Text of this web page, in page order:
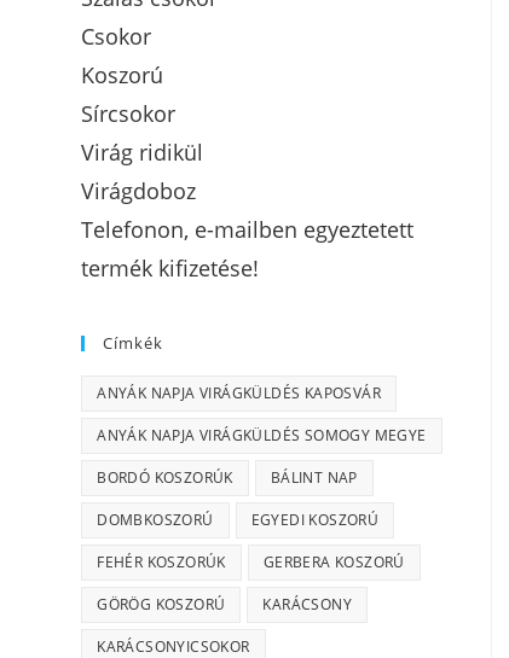
Csokor
Koszorú
Sírcsokor
Virág ridikül
Virágdoboz
Telefonon, e-mailben egyeztetett
termék kifizetése!
Címkék
ANYÁK NAPJA VIRÁGKÜLDÉS KAPOSVÁR
ANYÁK NAPJA VIRÁGKÜLDÉS SOMOGY MEGYE
BORDÓ KOSZORÚK BÁLINT NAP
DOMBKOSZORÚ EGYEDI KOSZORÚ
FEHÉR KOSZORÚK GERBERA KOSZORÚ
GÖRÖG KOSZORÚ KARÁCSONY
KARÁCSONYICSOKOR